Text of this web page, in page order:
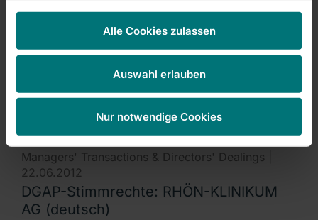
Alle Cookies zulassen
Auswahl erlauben
Nur notwendige Cookies
DGAP-Stimmrechte: RHÖN-KLINIKUM
AG (english)
Bankhaus Lampe KG, Bielefeld, Germany, notified
Managers' Transactions & Directors' Dealings |
22.06.2012
DGAP-Stimmrechte: RHÖN-KLINIKUM
AG (deutsch)